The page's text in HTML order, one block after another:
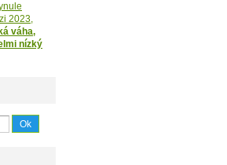
2023,
váha,
nízký